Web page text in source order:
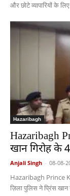
और छोटे व्यापारियों के
Hazaribagh
Hazaribagh
खान गिरोह के
Anjali Singh - 08-08-
Hazaribagh Prince
ज़िला पुलिस ने प्रिंस